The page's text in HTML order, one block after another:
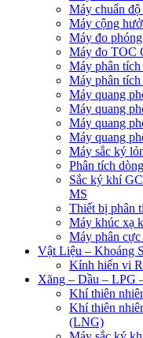
Máy chuẩn
Máy cộng
Máy đo
Máy đo TOC
Máy phân tích
Máy phân
Máy quang
Máy quang
Máy quang
Máy quang
Máy sắc ký
Phân tích
Sắc ký khí
MS
Thiết bị phân
Máy khúc xạ
Máy phân cực
Vật Liệu – Khoáng
Kính hiển vi
Xăng – Dầu –
Khí thiên
Khí thiên
(LNG)